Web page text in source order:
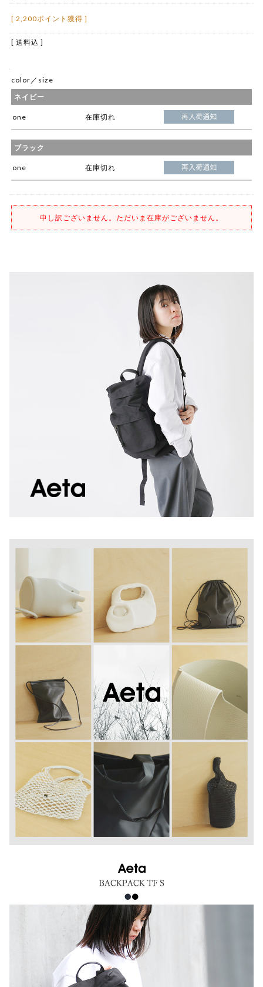
[ 2,200ポイント獲得 ]
[ 送料込 ]
color／size
ネイビー
one 在庫切れ
ブラック
one 在庫切れ
申し訳ございません。ただいま在庫がございません。